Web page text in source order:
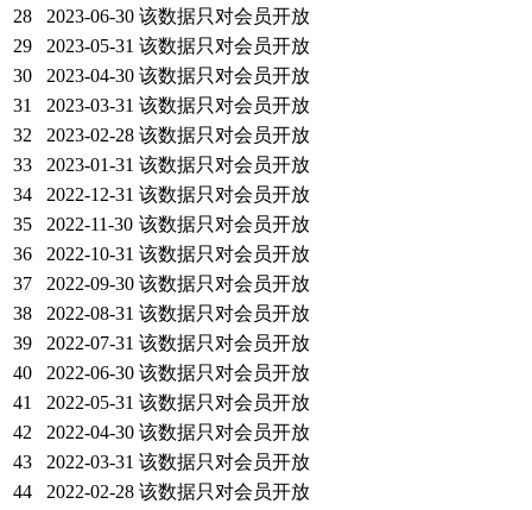
28
2023-06-30 该数据只对会员开放
29
2023-05-31 该数据只对会员开放
30
2023-04-30 该数据只对会员开放
31
2023-03-31 该数据只对会员开放
32
2023-02-28 该数据只对会员开放
33
2023-01-31 该数据只对会员开放
34
2022-12-31 该数据只对会员开放
35
2022-11-30 该数据只对会员开放
36
2022-10-31 该数据只对会员开放
37
2022-09-30 该数据只对会员开放
38
2022-08-31 该数据只对会员开放
39
2022-07-31 该数据只对会员开放
40
2022-06-30 该数据只对会员开放
41
2022-05-31 该数据只对会员开放
42
2022-04-30 该数据只对会员开放
43
2022-03-31 该数据只对会员开放
44
2022-02-28 该数据只对会员开放